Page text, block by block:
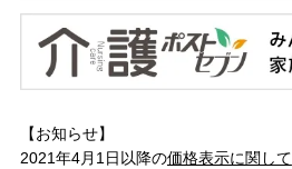
【お知らせ】
2021年4月1日以降の価格表示に関して